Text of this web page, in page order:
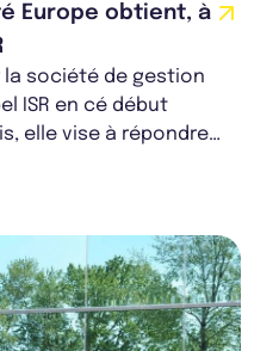
Europe obtient, à
la société de gestion
ISR en cé début
elle vise à répondre
et à